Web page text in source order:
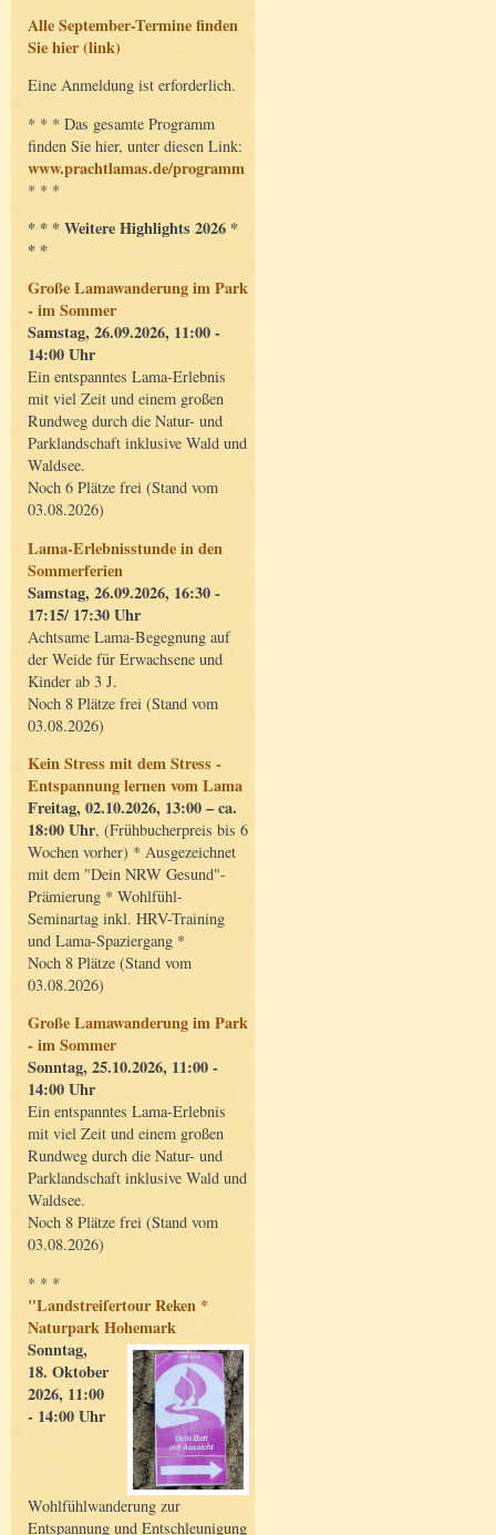
Alle September-Termine finden
Sie hier (link)
Eine Anmeldung ist erforderlich.
* * * Das gesamte Programm
finden Sie hier, unter diesen Link:
www.prachtlamas.de/programm
* * *
* * * Weitere Highlights 2026 *
* *
Große Lamawanderung im Park
- im Sommer
Samstag, 26.09.2026, 11:00 -
14:00 Uhr
Ein entspanntes Lama-Erlebnis
mit viel Zeit und einem großen
Rundweg durch die Natur- und
Parklandschaft inklusive Wald und
Waldsee.
Noch 6 Plätze frei (Stand vom
03.08.2026)
Lama-Erlebnisstunde in den
Sommerferien
Samstag, 26.09.2026, 16:30 -
17:15/ 17:30 Uhr
Achtsame Lama-Begegnung auf
der Weide für Erwachsene und
Kinder ab 3 J.
Noch 8 Plätze frei (Stand vom
03.08.2026)
Kein Stress mit dem Stress -
Entspannung lernen vom Lama
Freitag, 02.10.2026, 13:00 – ca.
18:00 Uhr, (Frühbucherpreis bis 6
Wochen vorher) * Ausgezeichnet
mit dem "Dein NRW Gesund"-
Prämierung * Wohlfühl-
Seminartag inkl. HRV-Training
und Lama-Spaziergang *
Noch 8 Plätze (Stand vom
03.08.2026)
Große Lamawanderung im Park
- im Sommer
Sonntag, 25.10.2026, 11:00 -
14:00 Uhr
Ein entspanntes Lama-Erlebnis
mit viel Zeit und einem großen
Rundweg durch die Natur- und
Parklandschaft inklusive Wald und
Waldsee.
Noch 8 Plätze frei (Stand vom
03.08.2026)
* * *
"Landstreifertour Reken *
Naturpark Hohemark
Sonntag,
18. Oktober
2026, 11:00
- 14:00 Uhr
Wohlfühlwanderung zur
Entspannung und Entschleunigung